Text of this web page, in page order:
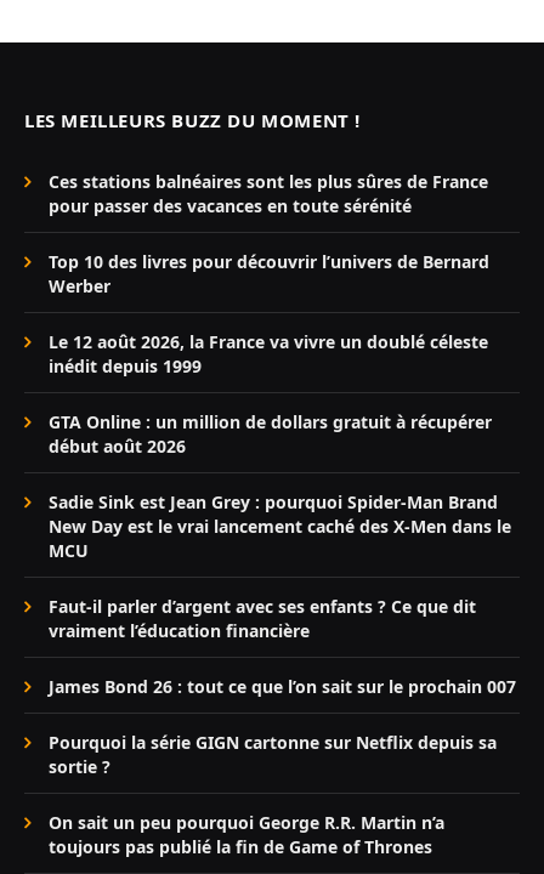
LES MEILLEURS BUZZ DU MOMENT !
Ces stations balnéaires sont les plus sûres de France
pour passer des vacances en toute sérénité
Top 10 des livres pour découvrir l’univers de Bernard
Werber
Le 12 août 2026, la France va vivre un doublé céleste
inédit depuis 1999
GTA Online : un million de dollars gratuit à récupérer
début août 2026
Sadie Sink est Jean Grey : pourquoi Spider-Man Brand
New Day est le vrai lancement caché des X-Men dans le
MCU
Faut-il parler d’argent avec ses enfants ? Ce que dit
vraiment l’éducation financière
James Bond 26 : tout ce que l’on sait sur le prochain 007
Pourquoi la série GIGN cartonne sur Netflix depuis sa
sortie ?
On sait un peu pourquoi George R.R. Martin n’a
toujours pas publié la fin de Game of Thrones